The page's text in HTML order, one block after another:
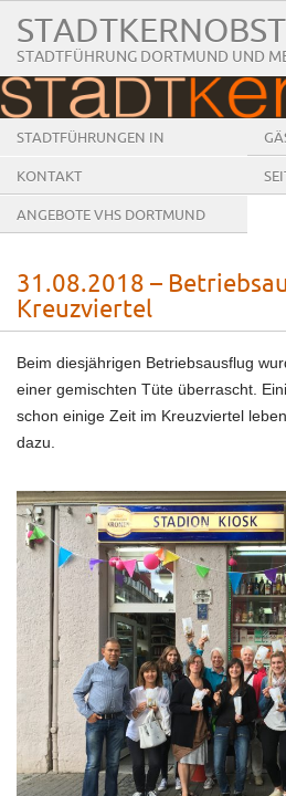
STADTKERNOBST
STADTFÜHRUNG DORTMUND UND
STADTFÜHRUNGEN IN
DORTMUND
KONTAKT
ANGEBOTE VHS DORTMUND
31.08.2018 –
Kreuzviertel
Beim diesjährigen Betriebsausflug
einer gemischten Tüte überrascht.
schon einige Zeit im Kreuzviertel
dazu.